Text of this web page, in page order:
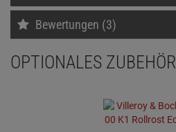
Bewertungen (3)
OPTIONALES ZUBEHÖR